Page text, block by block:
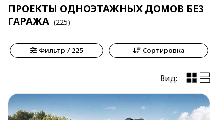
ПРОЕКТЫ ОДНОЭТАЖНЫХ ДОМОВ БЕЗ
ГАРАЖА (225)
Фильтр / 225 Сортировка
Вид: